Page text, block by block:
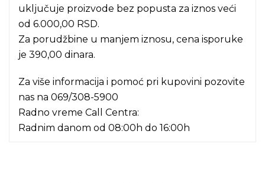
uključuje proizvode bez popusta za iznos veći
od 6.000,00 RSD.
Za porudžbine u manjem iznosu, cena isporuke
je 390,00 dinara.
Za više informacija i pomoć pri kupovini pozovite
nas na 069/308-5900
Radno vreme Call Centra:
Radnim danom od 08:00h do 16:00h